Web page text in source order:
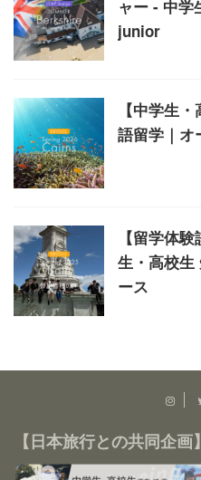
ャー - 中学
junior
【中学生
語留学｜オ
【留学体
生・高校生
ース
【日本旅行との共同企